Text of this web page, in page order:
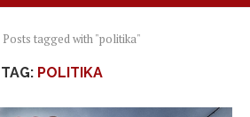
Posts tagged with "politika"
TAG: POLITIKA